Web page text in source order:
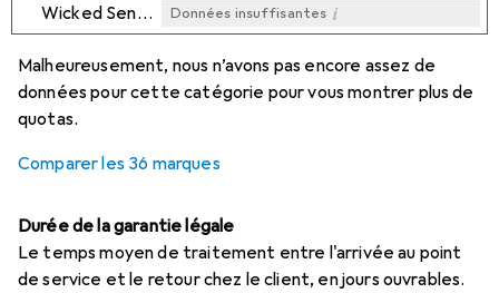
Wicked Sensual Care Données insuffisantes i
Malheureusement, nous n’avons pas encore assez de
données pour cette catégorie pour vous montrer plus de
quotas.
Comparer les 36 marques
Durée de la garantie légale
Le temps moyen de traitement entre l'arrivée au point
de service et le retour chez le client, en jours ouvrables.